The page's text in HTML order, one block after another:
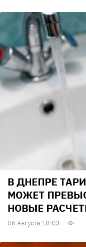
В ДНЕПРЕ
МОЖЕТ
НОВЫЕ
06 Августа 18:03